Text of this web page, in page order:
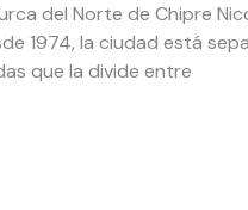
del Norte de Chipre
1974, la ciudad está
que la divide entre